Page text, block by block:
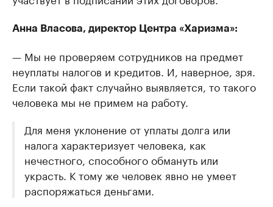
Анна Власова, директор Центра «Харизма»:
— Мы не проверяем сотрудников на предмет
неуплаты налогов и кредитов. И, наверное, зря.
Если такой факт случайно выявляется, то такого
человека мы не примем на работу.
Для меня уклонение от уплаты долга или
налога характеризует человека, как
нечестного, способного обмануть или
украсть. К тому же человек явно не умеет
распоряжаться деньгами.